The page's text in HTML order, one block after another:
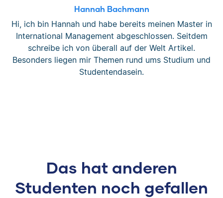
Hannah Bachmann
Hi, ich bin Hannah und habe bereits meinen Master in
International Management abgeschlossen. Seitdem
schreibe ich von überall auf der Welt Artikel.
Besonders liegen mir Themen rund ums Studium und
Studentendasein.
Das hat anderen
Studenten noch gefallen